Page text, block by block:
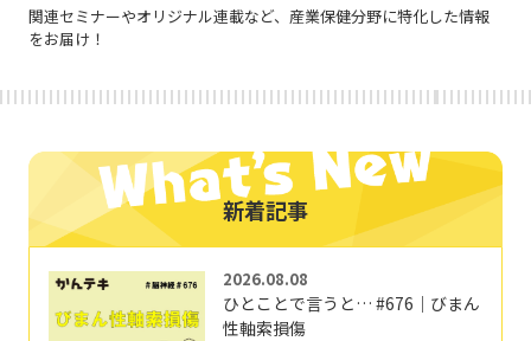
関連セミナーやオリジナル連載など、産業保健分野に特化した情報
をお届け！
新着記事
2026.08.08
ひとことで言うと… #676｜びまん
性軸索損傷